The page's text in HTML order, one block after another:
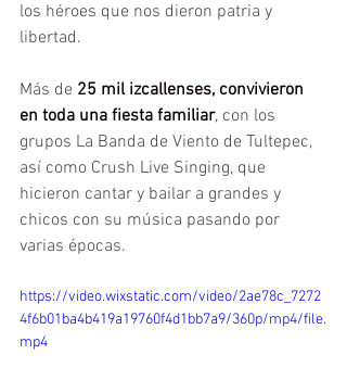
los héroes que nos dieron patria y
libertad.
Más de 25 mil izcallenses, convivieron
en toda una fiesta familiar, con los
grupos La Banda de Viento de Tultepec,
así como Crush Live Singing, que
hicieron cantar y bailar a grandes y
chicos con su música pasando por
varias épocas.
https://video.wixstatic.com/video/2ae78c_7272
4f6b01ba4b419a19760f4d1bb7a9/360p/mp4/file.
mp4